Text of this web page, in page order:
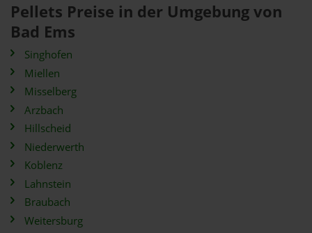
Pellets Preise in der Umgebung von
Bad Ems
Singhofen
Miellen
Misselberg
Arzbach
Hillscheid
Niederwerth
Koblenz
Lahnstein
Braubach
Weitersburg